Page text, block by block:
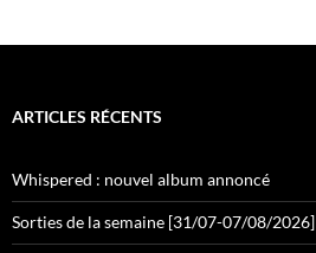
ARTICLES RÉCENTS
Whispered : nouvel album annoncé
Sorties de la semaine [31/07-07/08/2026]